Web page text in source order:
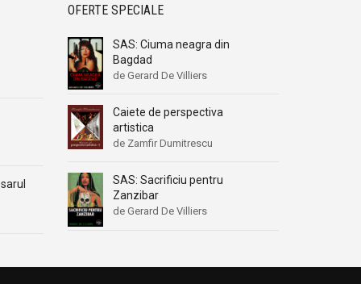
OFERTE SPECIALE
SAS: Ciuma neagra din
Bagdad
de Gerard De Villiers
Caiete de perspectiva
artistica
de Zamfir Dumitrescu
SAS: Sacrificiu pentru
Zanzibar
de Gerard De Villiers